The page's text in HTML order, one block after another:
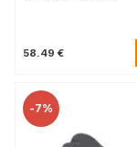
58.49 €
-7%